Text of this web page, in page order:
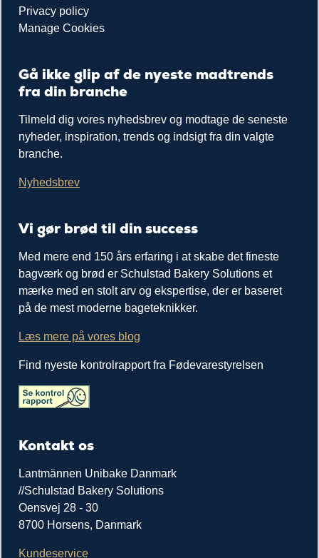
Privacy policy
Manage Cookies
Gå ikke glip af de nyeste madtrends
fra din branche
Tilmeld dig vores nyhedsbrev og modtage de seneste
nyheder, inspiration, trends og indsigt fra din valgte
branche.
Nyhedsbrev
Vi gør brød til din success
Med mere end 150 års erfaring i at skabe det fineste
bagværk og brød er Schulstad Bakery Solutions et
mærke med en stolt arv og ekspertise, der er baseret
på de mest moderne bageteknikker.
Læs mere på vores blog
Find nyeste kontrolrapport fra Fødevarestyrelsen
Kontakt os
Lantmännen Unibake Danmark
//Schulstad Bakery Solutions
Oensvej 28 - 30
8700 Horsens, Danmark
Kundeservice